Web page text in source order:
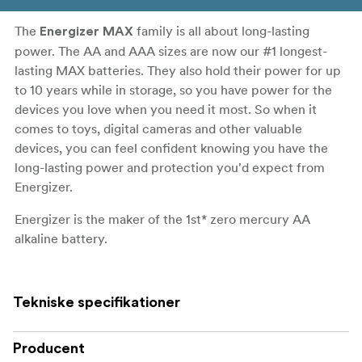
The Energizer MAX family is all about long-lasting
power. The AA and AAA sizes are now our #1 longest-
lasting MAX batteries. They also hold their power for up
to 10 years while in storage, so you have power for the
devices you love when you need it most. So when it
comes to toys, digital cameras and other valuable
devices, you can feel confident knowing you have the
long-lasting power and protection you'd expect from
Energizer.
Energizer is the maker of the 1st* zero mercury AA
alkaline battery.
to two years after fully used
Tekniske specifikationer
Producent